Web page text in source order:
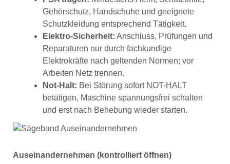
Gehörschutz, Handschuhe und geeignete
Schutzkleidung entsprechend Tätigkeit.
Elektro-Sicherheit: Anschluss, Prüfungen und
Reparaturen nur durch fachkundige
Elektrokräfte nach geltenden Normen; vor
Arbeiten Netz trennen.
Not-Halt: Bei Störung sofort NOT-HALT
betätigen, Maschine spannungsfrei schalten
und erst nach Behebung wieder starten.
Auseinandernehmen (kontrolliert öffnen)